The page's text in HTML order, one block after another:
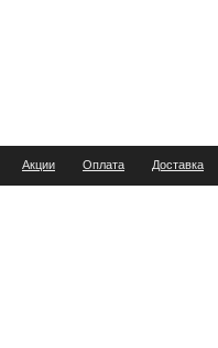
Акции Оплата Доставка